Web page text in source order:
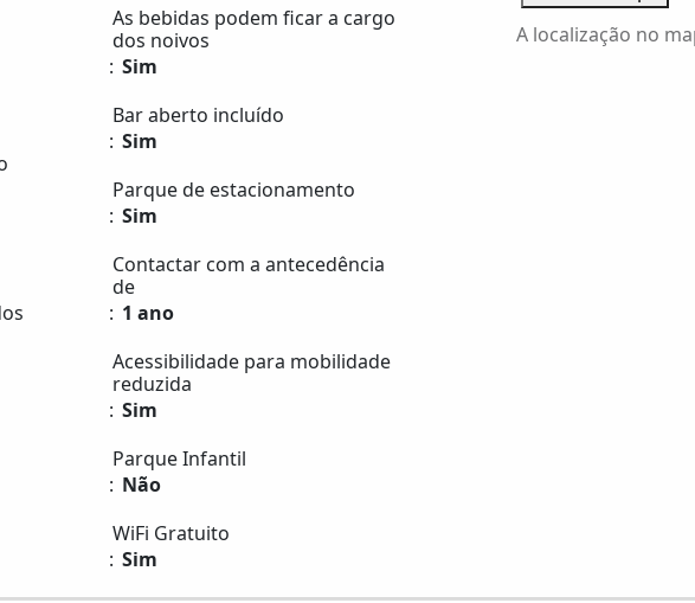
As bebidas podem ficar a cargo
dos noivos
Sim
Bar aberto incluído
Sim
Parque de estacionamento
Sim
Contactar com a antecedência
de
1 ano
Acessibilidade para mobilidade
reduzida
Sim
Parque Infantil
Não
WiFi Gratuito
Sim
A localização no